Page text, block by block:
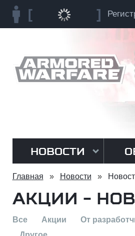
НОВОСТИ
Главная » Новости »
АКЦИИ -
Все Акции От